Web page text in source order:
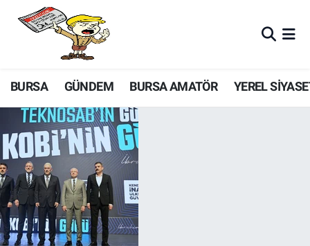
BURSA GÜNDEM BURSA AMATÖR YEREL